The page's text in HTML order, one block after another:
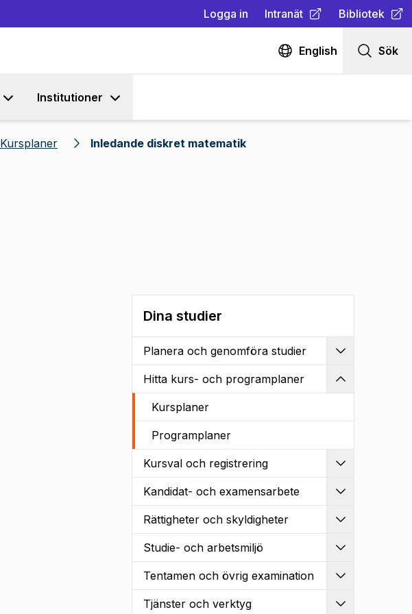
Logga in Intranät
(Öppnas i ny flik)
Bibliotek
(Öppnas i ny
English Sök
Institutioner
Kursplaner Inledande diskret matematik
Dina studier
Planera och genomföra studier
Hitta kurs- och programplaner
Kursplaner
Programplaner
Kursval och registrering
Kandidat- och examensarbete
Rättigheter och skyldigheter
Studie- och arbetsmiljö
Tentamen och övrig examination
Tjänster och verktyg